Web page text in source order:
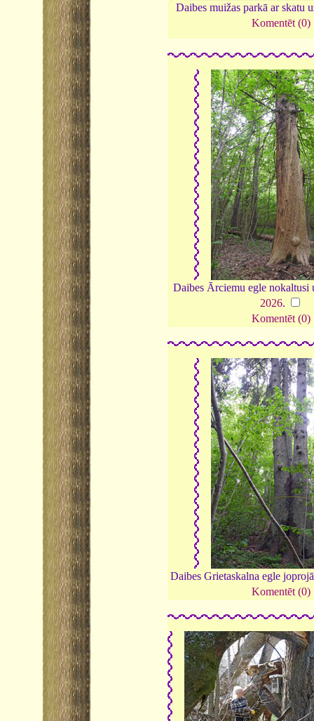
Daibes muižas parkā ar skatu
Komentēt (0)
Daibes Ārciemu egle nokaltusi
2026.
Komentēt (0)
Daibes Grietaskalna egle
Komentēt (0)